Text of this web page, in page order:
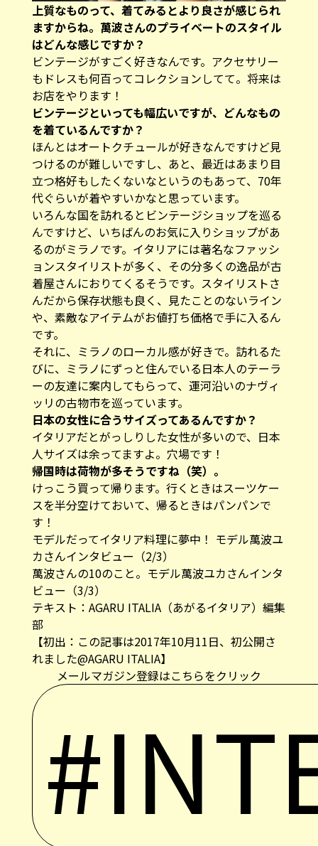
――上質なものって、着てみるとより良さが感じられ
ますからね。萬波さんのプライベートのスタイル
はどんな感じですか？
ビンテージがすごく好きなんです。アクセサリー
もドレスも何百ってコレクションしてて。将来は
お店をやります！
――ビンテージといっても幅広いですが、どんなもの
を着ているんですか？
ほんとはオートクチュールが好きなんですけど見
つけるのが難しいですし、あと、最近はあまり目
立つ格好もしたくないなというのもあって、70年
代ぐらいが着やすいかなと思っています。
いろんな国を訪れるとビンテージショップを巡る
んですけど、いちばんのお気に入りショップがあ
るのがミラノです。イタリアには著名なファッシ
ョンスタイリストが多く、その分多くの逸品が古
着屋さんにおりてくるそうです。スタイリストさ
んだから保存状態も良く、見たことのないライン
や、素敵なアイテムがお値打ち価格で手に入るん
です。
それに、ミラノのローカル感が好きで。訪れるた
びに、ミラノにずっと住んでいる日本人のテーラ
ーの友達に案内してもらって、運河沿いのナヴィ
ッリの古物市を巡っています。
――日本の女性に合うサイズってあるんですか？
イタリアだとがっしりした女性が多いので、日本
人サイズは余ってますよ。穴場です！
――帰国時は荷物が多そうですね（笑）。
けっこう買って帰ります。行くときはスーツケー
スを半分空けておいて、帰るときはパンパンで
す！
モデルだってイタリア料理に夢中！ モデル萬波ユ
カさんインタビュー（2/3）
萬波さんの10のこと。モデル萬波ユカさんインタ
ビュー（3/3）
テキスト：AGARU ITALIA（あがるイタリア）編集
部
【初出：この記事は2017年10月11日、初公開さ
れました@AGARU ITALIA】
メールマガジン登録はこちらをクリック